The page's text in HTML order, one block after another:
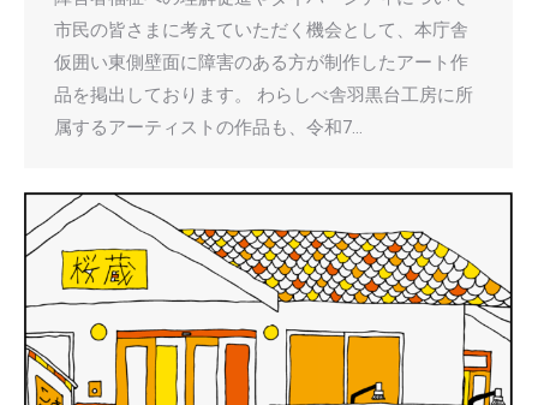
市民の皆さまに考えていただく機会として、本庁舎
仮囲い東側壁面に障害のある方が制作したアート作
品を掲出しております。 わらしべ舎羽黒台工房に所
属するアーティストの作品も、令和7…